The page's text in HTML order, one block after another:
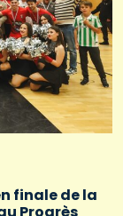
finale de la
Progrès